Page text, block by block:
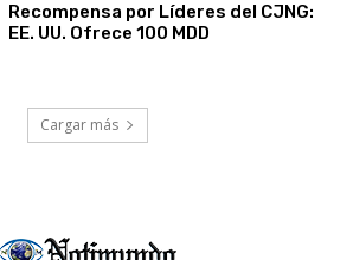
Recompensa por Líderes del CJNG:
EE. UU. Ofrece 100 MDD
Cargar más